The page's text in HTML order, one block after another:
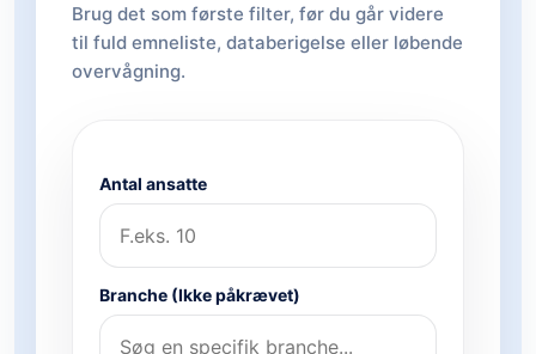
Brug det som første filter, før du går videre
til fuld emneliste, databerigelse eller løbende
overvågning.
Antal ansatte
Branche (Ikke påkrævet)